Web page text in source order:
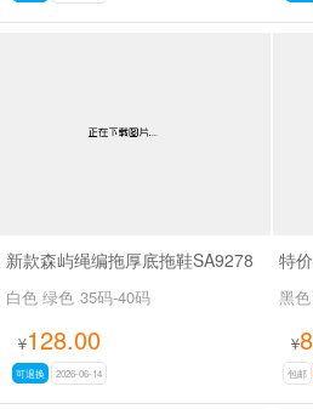
新款森屿绳编拖厚底拖鞋SA9278
白色 绿色 35码-40码
¥128.00
可退换 2026-06-14
特
黑
¥
包邮